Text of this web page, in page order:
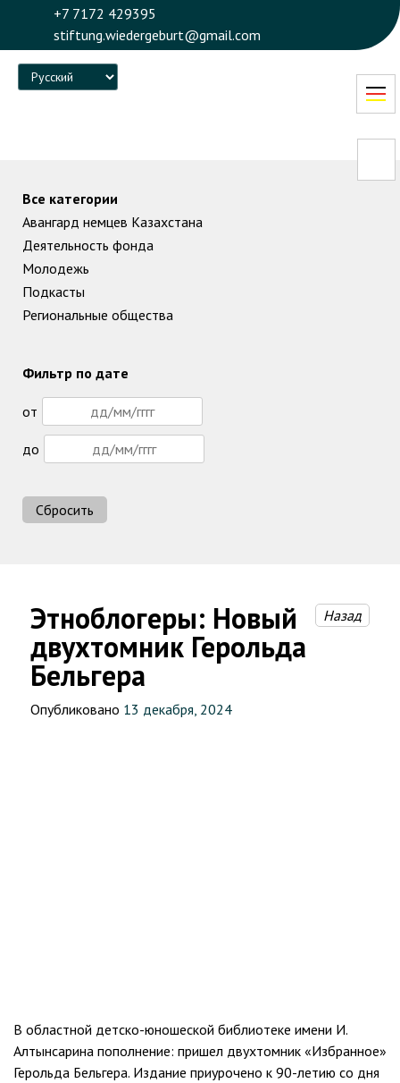
+7 7172 429395
stiftung.wiedergeburt@gmail.com
Language
Этноблогеры: Новый
двухтомник Герольда
Бельгера
Назад
Опубликовано 13 декабря, 2024
В областной детско-юношеской библиотеке имени И.
Алтынсарина пополнение: пришел двухтомник «Избранное»
Герольда Бельгера. Издание приурочено к 90-летию со дня
Все категории
Авангард немцев Казахстана
Деятельность фонда
Молодежь
Подкасты
Региональные общества
Фильтр по дате
от
до
Сбросить